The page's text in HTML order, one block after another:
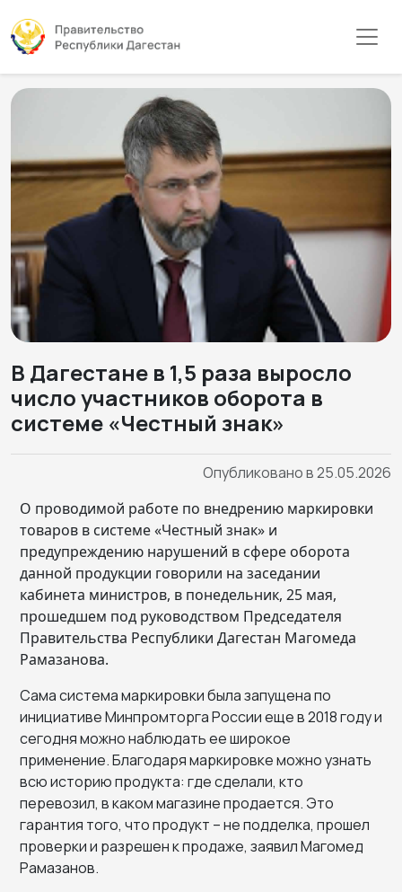
В Дагестане в 1,5 раза выросло
число участников оборота в
системе «Честный знак»
Опубликовано в 25.05.2026
О проводимой работе по внедрению маркировки
товаров в системе «Честный знак» и
предупреждению нарушений в сфере оборота
данной продукции говорили на заседании
кабинета министров, в понедельник, 25 мая,
прошедшем под руководством Председателя
Правительства Республики Дагестан Магомеда
Рамазанова.
Сама система маркировки была запущена по
инициативе Минпромторга России еще в 2018 году и
сегодня можно наблюдать ее широкое
применение. Благодаря маркировке можно узнать
всю историю продукта: где сделали, кто
перевозил, в каком магазине продается. Это
гарантия того, что продукт – не подделка, прошел
проверки и разрешен к продаже, заявил Магомед
Рамазанов.